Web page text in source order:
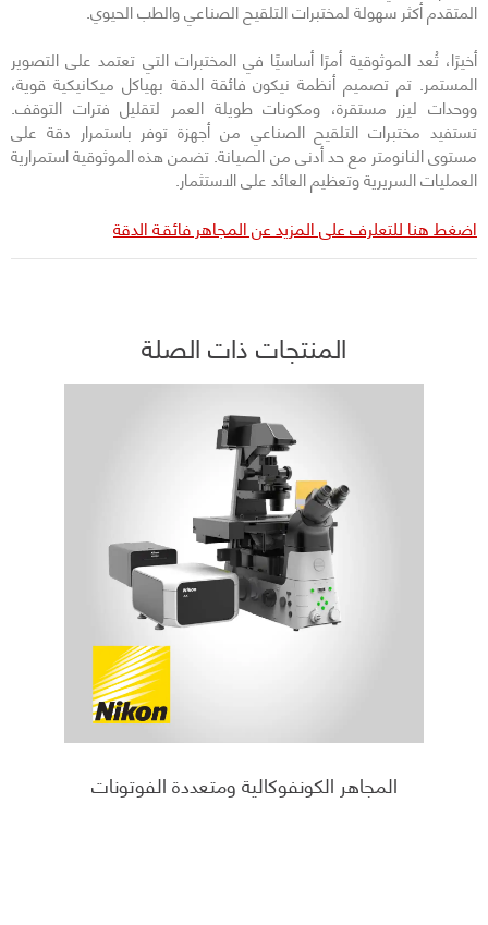
المتقدم أكثر سهولة لمختبرات التلقيح الصناعي والطب الحيوي.
أخيرًا، تُعد الموثوقية أمرًا أساسيًا في المختبرات التي تعتمد على التصوير
المستمر. تم تصميم أنظمة نيكون فائقة الدقة بهياكل ميكانيكية قوية،
ووحدات ليزر مستقرة، ومكونات طويلة العمر لتقليل فترات التوقف.
تستفيد مختبرات التلقيح الصناعي من أجهزة توفر باستمرار دقة على
مستوى النانومتر مع حد أدنى من الصيانة. تضمن هذه الموثوقية استمرارية
العمليات السريرية وتعظيم العائد على الاستثمار.
اضغط هنا للتعلرف على المزيد عن المجاهر فائقـة الدقة
المنتجات ذات الصلة
المجاهر الكونفوكالية ومتعددة الفوتونات